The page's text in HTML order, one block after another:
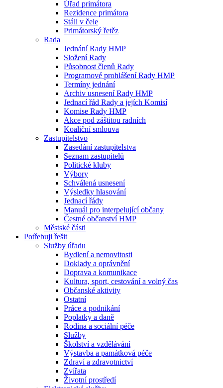
Úřad primátora
Rezidence primátora
Stáli v čele
Primátorský řetěz
Rada
Jednání Rady HMP
Složení Rady
Působnost členů Rady
Programové prohlášení Rady HMP
Termíny jednání
Archiv usnesení Rady HMP
Jednací řád Rady a jejích Komisí
Komise Rady HMP
Akce pod záštitou radních
Koaliční smlouva
Zastupitelstvo
Zasedání zastupitelstva
Seznam zastupitelů
Politické kluby
Výbory
Schválená usnesení
Výsledky hlasování
Jednací řády
Manuál pro interpelující občany
Čestné občanství HMP
Městské části
Potřebuji řešit
Služby úřadu
Bydlení a nemovitosti
Doklady a oprávnění
Doprava a komunikace
Kultura, sport, cestování a volný čas
Občanské aktivity
Ostatní
Práce a podnikání
Poplatky a daně
Rodina a sociální péče
Služby
Školství a vzdělávání
Výstavba a památková péče
Zdraví a zdravotnictví
Zvířata
Životní prostředí